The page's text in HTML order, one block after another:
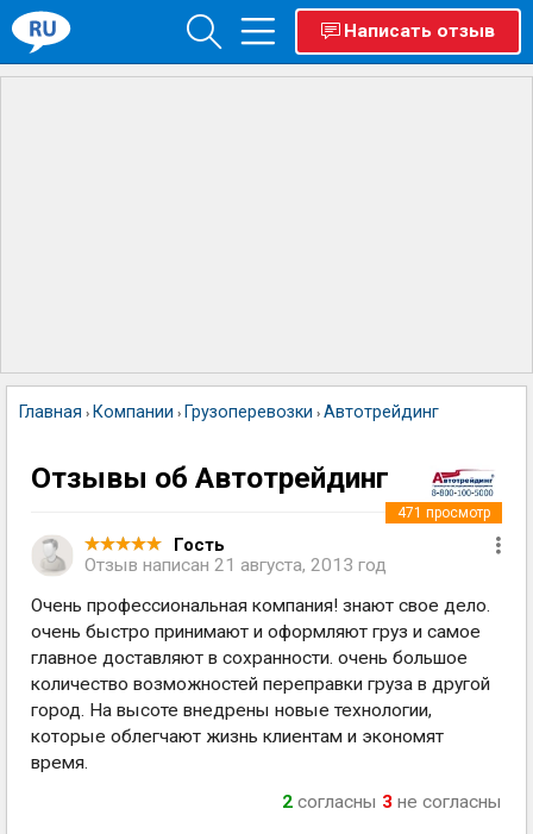
Написать отзыв
Главная › Компании › Грузоперевозки › Автотрейдинг
Отзывы об Автотрейдинг
Гость
Отзыв написан 21 августа, 2013 год
471 просмотр
Очень профессиональная компания! знают свое дело.
очень быстро принимают и оформляют груз и самое
главное доставляют в сохранности. очень большое
количество возможностей переправки груза в другой
город. На высоте внедрены новые технологии,
которые облегчают жизнь клиентам и экономят
время.
2 согласны 3 не согласны